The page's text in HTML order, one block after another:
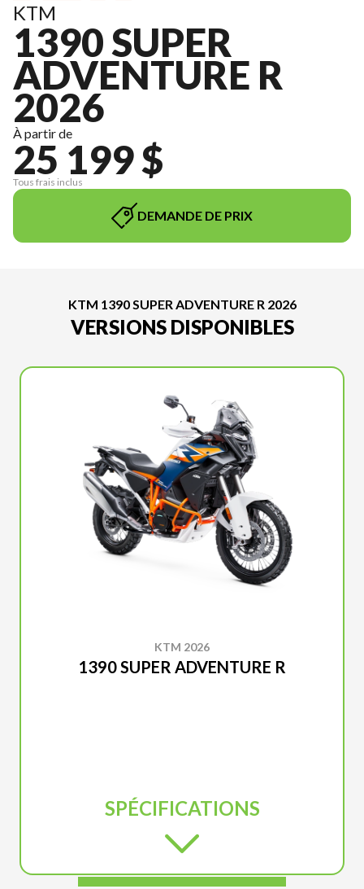
KTM
1390 SUPER
ADVENTURE R
2026
À partir de
25 199 $
Tous frais inclus
DEMANDE DE PRIX
KTM 1390 SUPER ADVENTURE R 2026
VERSIONS DISPONIBLES
KTM 2026
1390 SUPER ADVENTURE R
SPÉCIFICATIONS